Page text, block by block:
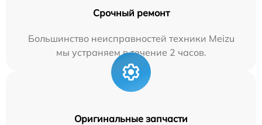
Срочный ремонт
Большинство неисправностей техники Meizu
мы устраняем в течение 2 часов.
Оригинальные запчасти